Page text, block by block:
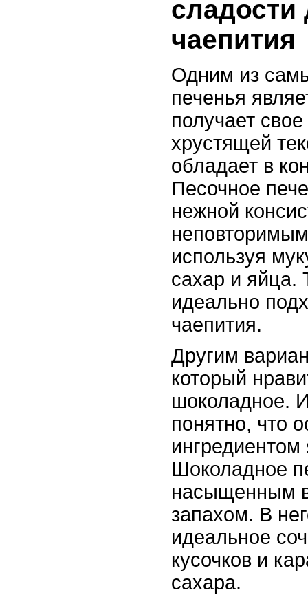
сладости
чаепития
Одним из
печенья
получает
хрустящей
обладает в
Песочное
нежной
неповторимым
используя
сахар и яйца.
идеально
чаепития.
Другим
который
шоколадное.
понятно, что
Шоколадное
насыщенным
запахом. В
идеальное
кусочков и
сахара.